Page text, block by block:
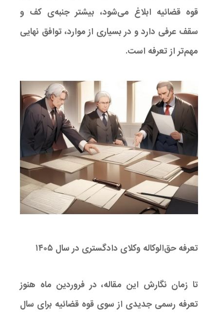
قوه قضائیه ابلاغ می‌شود، بیشتر جنبه‌ی کف و
سقف عرفی دارد و در بسیاری از موارد، توافق نهایی
مهم‌تر از تعرفه است.
تعرفه حق‌الوکاله وکلای دادگستری در سال ۱۴۰۵
تا زمان نگارش این مقاله، در فروردین ماه هنوز
تعرفه رسمی جدیدی از سوی قوه قضائیه برای سال